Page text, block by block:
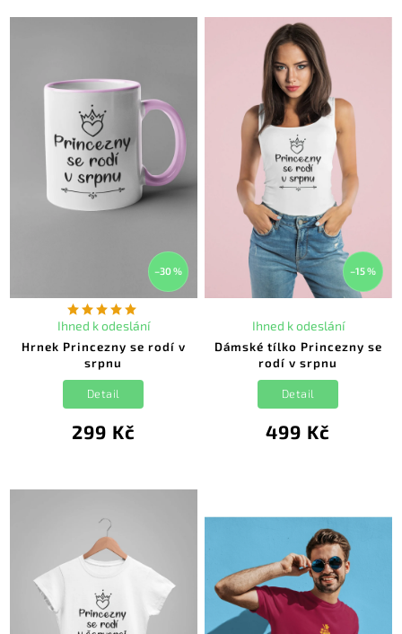
–30 %
Hrnek Princezny se rodí v
srpnu
Ihned k odeslání
299 Kč
Detail
–15 %
Dámské tílko Princezny se
rodí v srpnu
Ihned k odeslání
499 Kč
Detail